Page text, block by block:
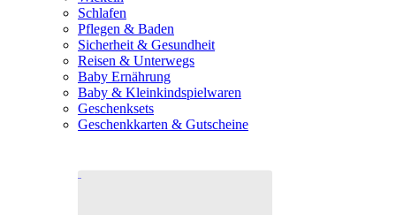
Schlafen
Pflegen & Baden
Sicherheit & Gesundheit
Reisen & Unterwegs
Baby Ernährung
Baby & Kleinkindspielwaren
Geschenksets
Geschenkkarten & Gutscheine